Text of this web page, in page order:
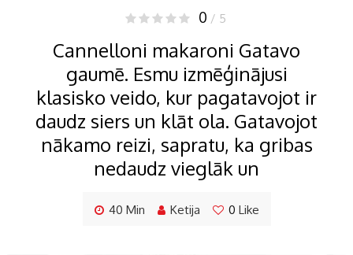
0 / 5
Cannelloni makaroni Gatavo
gaumē. Esmu izmēģinājusi
klasisko veido, kur pagatavojot ir
daudz siers un klāt ola. Gatavojot
nākamo reizi, sapratu, ka gribas
nedaudz vieglāk un
40 Min Ketija 0 Like